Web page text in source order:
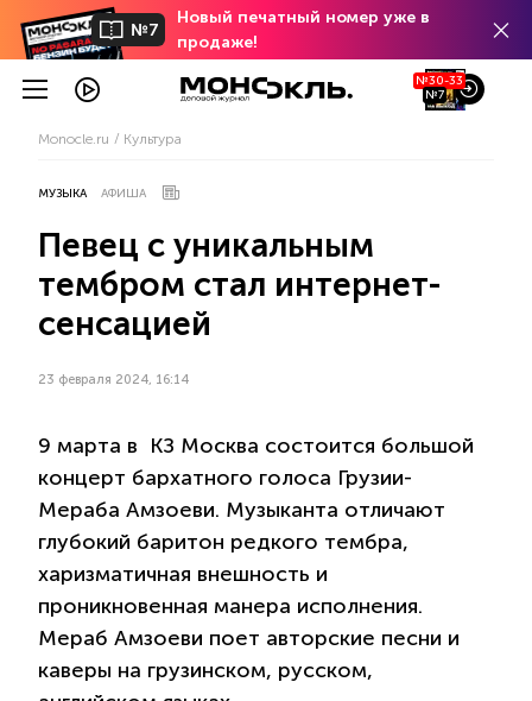
№7
Новый печатный номер уже в
продаже!
№30-33
№7
Monocle.ru Культура
МУЗЫКА АФИША
Певец с уникальным
тембром стал интернет-
сенсацией
23 февраля 2024, 16:14
9 марта в КЗ Москва состоится большой
концерт бархатного голоса Грузии-
Мераба Амзоеви. Музыканта отличают
глубокий баритон редкого тембра,
харизматичная внешность и
проникновенная манера исполнения.
Мераб Амзоеви поет авторские песни и
каверы на грузинском, русском,